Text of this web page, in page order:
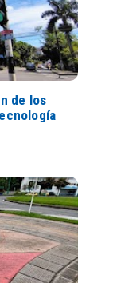
de los